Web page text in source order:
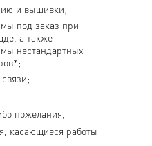
и вышивки;
под заказ при
а также
нестандартных
пожелания,
касающиеся работы